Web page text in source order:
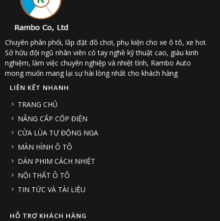
Chuyên phân phối, lắp đặt đồ chơi, phụ kiện cho xe ô tô, xe hơi.
Sở hữu đội ngũ nhân viên có tay nghề kỹ thuật cao, giàu kinh
nghiệm, làm việc chuyên nghiệp và nhiệt tình, Rambo Auto
mong muốn mang lại sự hài lòng nhất cho khách hàng
LIÊN KẾT NHANH
TRANG CHỦ
NÂNG CẤP CỐP ĐIỆN
CỬA LÙA TỰ ĐỘNG NGA
MÀN HÌNH Ô TÔ
DÁN PHIM CÁCH NHIỆT
NỘI THẤT Ô TÔ
TIN TỨC VÀ TÀI LIỆU
HỖ TRỢ KHÁCH HÀNG